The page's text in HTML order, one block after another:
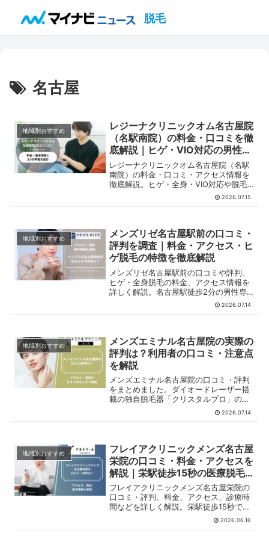
脱毛
名古屋
地域別おすすめ
レジーナクリニックオム名古屋院
（名駅南院）の料金・口コミを徹
底解説｜ヒゲ・VIO対応の男性専
門医療脱毛
レジーナクリニックオム名古屋院（名駅
南院）の料金・口コミ・アクセス情報を
徹底解説。ヒゲ・全身・VIO対応や脱毛
機器、通いやすさまで、男性向けにわか
2026.07.15
地域別おすすめ
メンズリゼ名古屋駅前の口コミ・
評判を調査｜料金・アクセス・ヒ
ゲ脱毛の特徴を徹底解説
メンズリゼ名古屋駅前の口コミや評判、
ヒゲ・全身脱毛の料金、アクセス情報を
詳しく解説。名古屋駅徒歩2分の男性専
門医療脱毛クリニックの特徴も紹介しま
2026.07.14
地域別おすすめ
メンズエミナル名古屋院の実際の
評判は？利用者の口コミ・注意点
を解説
メンズエミナル名古屋院の口コミ・評判
をまとめました。ダイオードレーザー搭
載の独自脱毛器「クリスタルプロ」の解
説や、麻酔無料の施術環境など、実際の
利用者の声をもとに特徴をわかりやすく
2026.07.14
地域別おすすめ
フレイアクリニックメンズ名古屋
栄院の口コミ・料金・アクセスを
解説｜栄駅徒歩15秒の医療脱毛
クリニック
フレイアクリニックメンズ名古屋栄院の
口コミ・評判、料金、アクセス、診療時
間などを詳しく解説。栄駅徒歩15秒で通
いやすいメンズ医療脱毛クリニックの特
徴やおすすめの人、注意点も紹介しま
2026.06.16